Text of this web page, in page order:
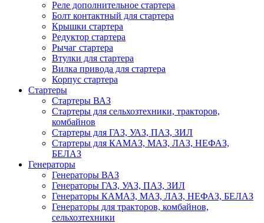
Реле дополнительное стартера
Болт контактный для стартера
Крышки стартера
Редуктор стартера
Рычаг стартера
Втулки для стартера
Вилка привода для стартера
Корпус стартера
Стартеры
Стартеры ВАЗ
Стартеры для сельхозтехники, тракторов,
комбайнов
Стартеры для ГАЗ, УАЗ, ПАЗ, ЗИЛ
Стартеры для КАМАЗ, МАЗ, ЛАЗ, НЕФАЗ,
БЕЛАЗ
Генераторы
Генераторы ВАЗ
Генераторы ГАЗ, УАЗ, ПАЗ, ЗИЛ
Генераторы КАМАЗ, МАЗ, ЛАЗ, НЕФАЗ, БЕЛАЗ
Генераторы для тракторов, комбайнов,
сельхозтехники